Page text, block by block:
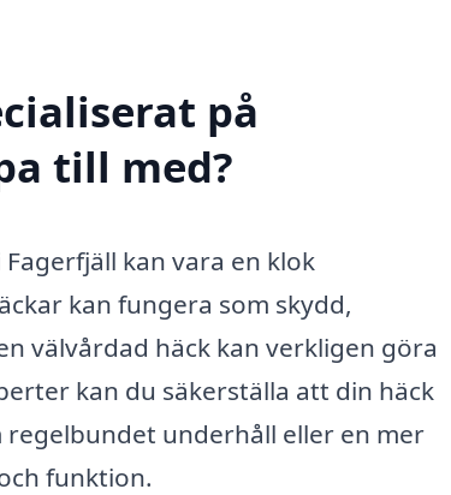
på
till med?
kan vara en klok
kan fungera som skydd,
välvårdad häck kan verkligen göra
kan du säkerställa att din häck
underhåll eller en mer
funktion.